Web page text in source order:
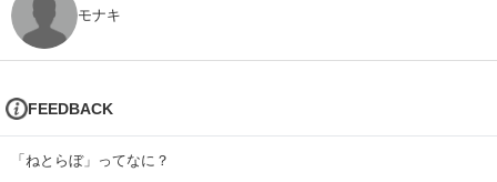
モナキ
FEEDBACK
「ねとらぼ」ってなに？